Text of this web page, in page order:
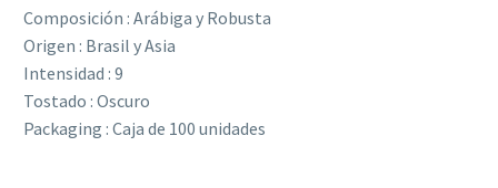
Composición : Arábiga y Robusta
Origen : Brasil y Asia
Intensidad : 9
Tostado : Oscuro
Packaging : Caja de 100 unidades